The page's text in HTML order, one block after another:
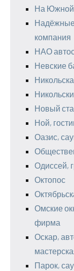
На
Надёжные
компания
НАО
Невские
Новый
Ной,
Оазис,
Одиссей,
Октопос
Омские
фирма
Оскар,
Парок,